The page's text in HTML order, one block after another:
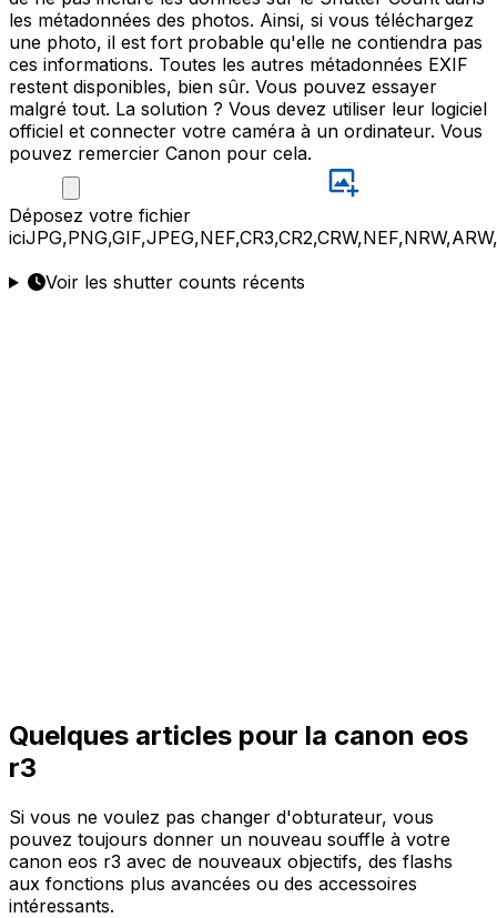
les métadonnées des photos. Ainsi, si vous téléchargez
une photo, il est fort probable qu'elle ne contiendra pas
ces informations. Toutes les autres métadonnées EXIF
restent disponibles, bien sûr. Vous pouvez essayer
malgré tout. La solution ? Vous devez utiliser leur logiciel
officiel et connecter votre caméra à un ordinateur. Vous
pouvez remercier Canon pour cela.
Déposez votre fichier
ici
Voir les shutter counts récents
Quelques articles pour la canon eos
r3
Si vous ne voulez pas changer d'obturateur, vous
pouvez toujours donner un nouveau souffle à votre
canon eos r3 avec de nouveaux objectifs, des flashs
aux fonctions plus avancées ou des accessoires
intéressants.